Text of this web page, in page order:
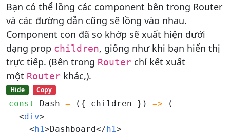
Bạn có thể lồng các component bên trong Router
và các đường dẫn cũng sẽ lồng vào nhau.
Component con đã so khớp sẽ xuất hiện dưới
dạng prop children, giống như khi bạn hiển thị
trực tiếp. (Bên trong Router chỉ kết xuất
một Router khác,).
Hide Copy
const Dash = ({ children }) => (
<div>
< h1>Dashboard</ h1>